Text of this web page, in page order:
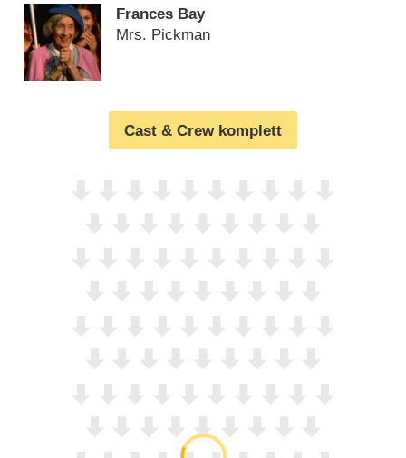
Frances Bay
Mrs. Pickman
Cast & Crew komplett